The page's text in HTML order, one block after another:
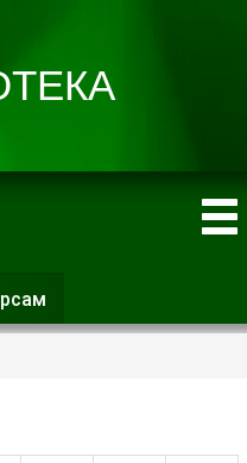
вкладка)